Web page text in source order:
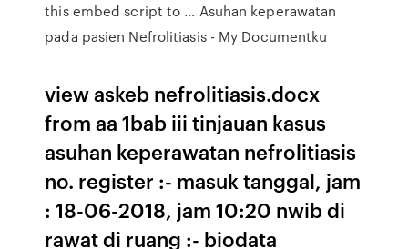
this embed script to … Asuhan keperawatan
pada pasien Nefrolitiasis - My Documentku
view askeb nefrolitiasis.docx
from aa 1bab iii tinjauan kasus
asuhan keperawatan nefrolitiasis
no. register :- masuk tanggal, jam
: 18-06-2018, jam 10:20 nwib di
rawat di ruang :- biodata